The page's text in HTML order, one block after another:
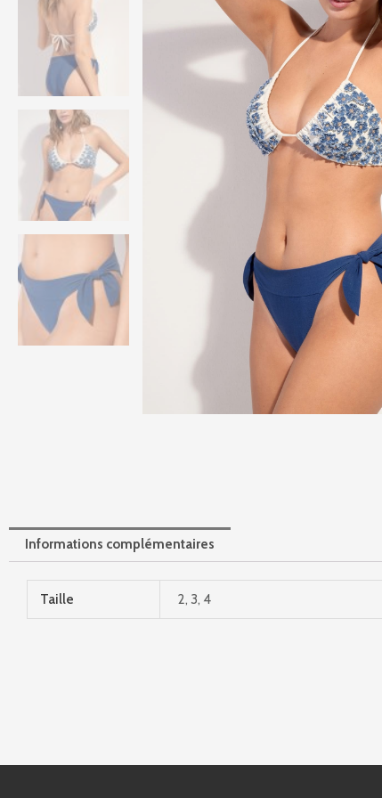
Informations complémentaires
Taille 2, 3, 4